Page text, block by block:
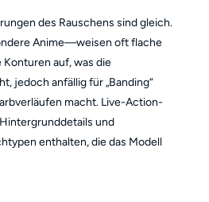
des Rauschens sind gleich.
Anime—weisen oft flache
Konturen auf, was die
jedoch anfällig für „Banding“
macht. Live-Action-
und
enthalten, die das Modell